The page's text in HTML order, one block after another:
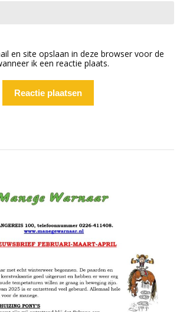
en site opslaan in deze browser voor de
ik een reactie plaats.